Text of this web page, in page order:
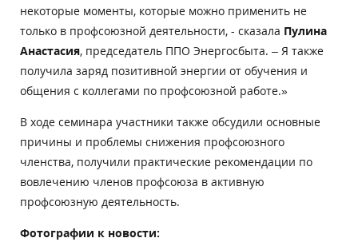
некоторые моменты, которые можно применить не
только в профсоюзной деятельности, - сказала Пулина
Анастасия, председатель ППО Энергосбыта. – Я также
получила заряд позитивной энергии от обучения и
общения с коллегами по профсоюзной работе.»
В ходе семинара участники также обсудили основные
причины и проблемы снижения профсоюзного
членства, получили практические рекомендации по
вовлечению членов профсоюза в активную
профсоюзную деятельность.
Фотографии к новости: